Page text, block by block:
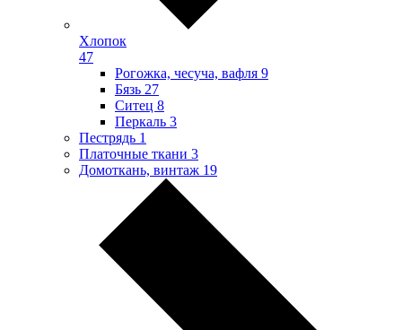
Хлопок
47
Рогожка, чесуча, вафля 9
Бязь 27
Ситец 8
Перкаль 3
Пестрядь 1
Платочные ткани 3
Домоткань, винтаж 19